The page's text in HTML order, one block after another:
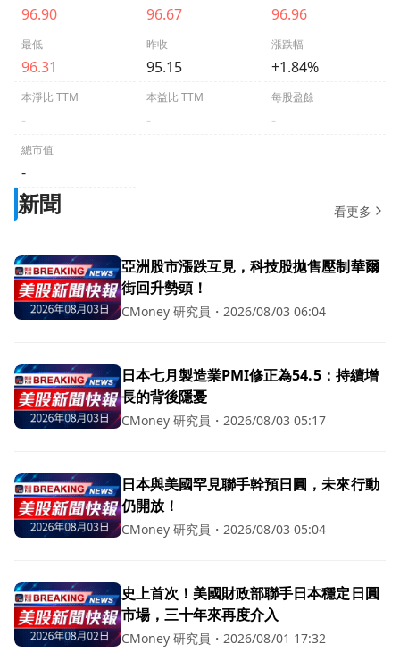
96.90 96.67 96.96
最低
96.31
昨收
95.15
漲跌幅
+1.84%
本淨比 TTM
-
本益比 TTM
-
每股盈餘
-
總市值
-
新聞 看更多
亞洲股市漲跌互見，科技股拋售壓制華爾
街回升勢頭！
CMoney 研究員 ・2026/08/03 06:04
日本七月製造業PMI修正為54.5：持續增
長的背後隱憂
CMoney 研究員 ・2026/08/03 05:17
日本與美國罕見聯手幹預日圓，未來行動
仍開放！
CMoney 研究員 ・2026/08/03 05:04
史上首次！美國財政部聯手日本穩定日圓
市場，三十年來再度介入
CMoney 研究員 ・2026/08/01 17:32